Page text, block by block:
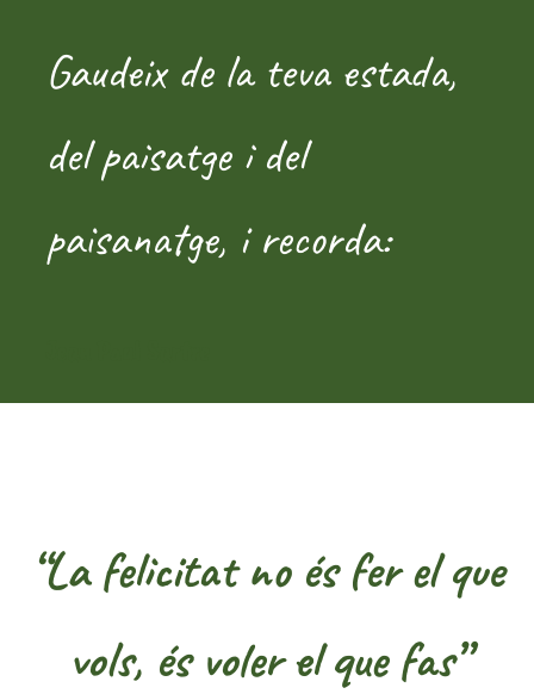
Gaudeix de la teva estada,
del paisatge i del
paisanatge, i recorda:
“La felicitat no és fer el que
vols, és voler el que fas”